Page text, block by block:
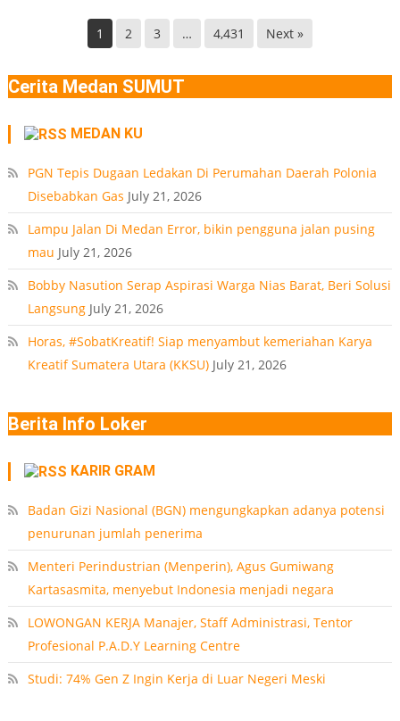
Ledakan
Rumah
Medan
1 2 3 … 4,431 Next »
Cerita Medan SUMUT
MEDAN KU
PGN Tepis Dugaan Ledakan Di Perumahan Daerah Polonia
Disebabkan Gas July 21, 2026
Lampu Jalan Di Medan Error, bikin pengguna jalan pusing
mau July 21, 2026
Bobby Nasution Serap Aspirasi Warga Nias Barat, Beri Solusi
Langsung July 21, 2026
Horas, #SobatKreatif! Siap menyambut kemeriahan Karya
Kreatif Sumatera Utara (KKSU) July 21, 2026
Berita Info Loker
KARIR GRAM
Badan Gizi Nasional (BGN) mengungkapkan adanya potensi
penurunan jumlah penerima
Menteri Perindustrian (Menperin), Agus Gumiwang
Kartasasmita, menyebut Indonesia menjadi negara
LOWONGAN KERJA Manajer, Staff Administrasi, Tentor
Profesional P.A.D.Y Learning Centre
Studi: 74% Gen Z Ingin Kerja di Luar Negeri Meski